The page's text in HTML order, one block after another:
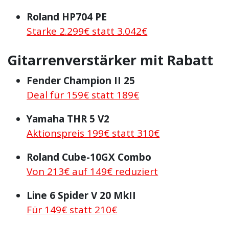
Roland HP704 PE
Starke 2.299€ statt 3.042€
Gitarrenverstärker mit Rabatt
Fender Champion II 25
Deal für 159€ statt 189€
Yamaha THR 5 V2
Aktionspreis 199€ statt 310€
Roland Cube-10GX Combo
Von 213€ auf 149€ reduziert
Line 6 Spider V 20 MkII
Für 149€ statt 210€